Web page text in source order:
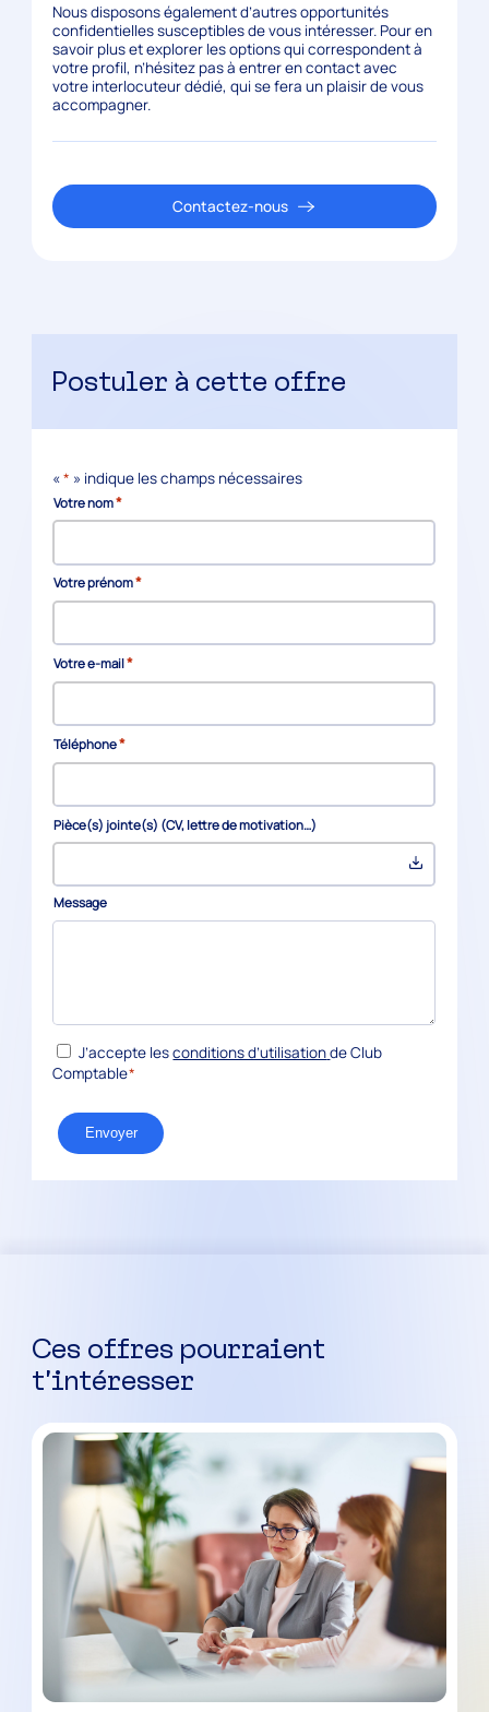
Nous disposons également d’autres opportunités
confidentielles susceptibles de vous intéresser. Pour en
savoir plus et explorer les options qui correspondent à
votre profil, n’hésitez pas à entrer en contact avec
votre interlocuteur dédié, qui se fera un plaisir de vous
accompagner.
Contactez-nous
Postuler à cette offre
«* » indique les champs nécessaires
Votre nom*
Votre prénom*
Votre e-mail*
Téléphone*
Pièce(s) jointe(s) (CV, lettre de motivation…)
Message
RGPD*
J’accepte lesconditions d’utilisationde Club
Comptable*
Envoyer
Ces offres pourraient
t’intéresser